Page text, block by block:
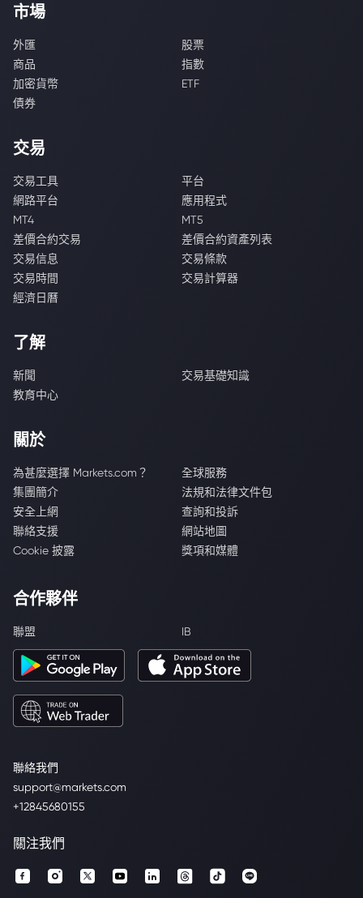
聯絡我們
support@markets.com
+12845680155
市場
外匯
股票
商品
指數
加密貨幣
ETF
債券
交易
交易工具
平台
網路平台
應用程式
MT4
MT5
差價合約交易
差價合約資產列表
交易信息
交易條款
交易時間
交易計算器
經濟日曆
了解
新聞
交易基礎知識
教育中心
關於
為甚麼選擇 Markets.com？
全球服務
集團簡介
法規和法律文件包
安全上網
查詢和投訴
聯絡支援
網站地圖
Cookie 披露
獎項和媒體
合作夥伴
聯盟 IB
關注我們